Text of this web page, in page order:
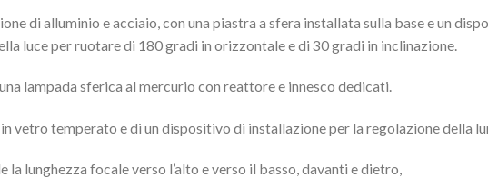
di alluminio e acciaio, con una piastra a sfera installata sulla base e un
luce per ruotare di 180 gradi in orizzontale e di 30 gradi in inclinazione.
lampada sferica al mercurio con reattore e innesco dedicati.
vetro temperato e di un dispositivo di installazione per la regolazione della
la lunghezza focale verso l’alto e verso il basso, davanti e dietro,